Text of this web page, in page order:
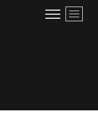
B
o
e